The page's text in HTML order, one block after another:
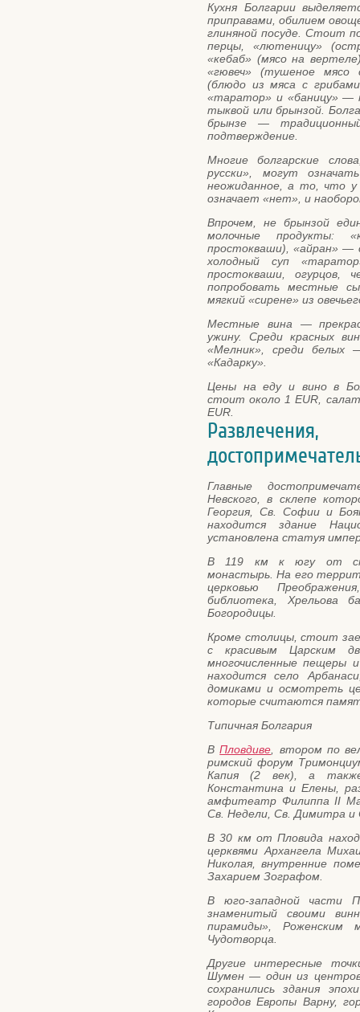
Кухня Болгарии
приправами, обилием
глиняной посуде. Стоит
перцы, «лютеницу»
«кебаб» (мясо на
«гювеч» (тушеное мясо
(блюдо из мяса с
«таратор» и «баницу» —
тыквой или брынзой.
брынзе —
подтверждение.
Многие болгарские
русски», могут
неожиданное, а то, что
означает «нет», и
Впрочем, не брынзой
молочные продукты:
простокваши), «айран» —
холодный суп
простокваши, огурцов,
попробовать местные
мягкий «сирене» из
Местные вина —
ужину. Среди красных
«Мелник», среди белых
«Кадарку».
Цены на еду и вино в
стоит около 1 EUR,
EUR.
Главные
Невского, в склепе
Георгия, Св. Софии и
находится здание
установлена статуя
В 119 км к югу от
монастырь. На его
церковью
библиотека, Хрельова
Богородицы.
Кроме столицы, стоит
с красивым Царским
многочисленные пещеры
находится село
домиками и осмотреть
которые считаются
Типичная Болгария
ВПловдиве , втором по
римский форум
Капия (2 век), а
Константина и Елены,
амфитеатр Филиппа II
Св. Недели, Св. Димитра и
В 30 км от Пловида
церквями Архангела
Николая, внутренние
Захарием Зографом.
В юго-западной части
знаменитый своими
пирамиды», Роженским
Чудотворца.
Другие интересные
Шумен — один из центров
сохранились здания
городов Европы Варну,